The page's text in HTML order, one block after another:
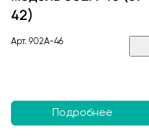
42)
Арт. 902A-46
Подробнее